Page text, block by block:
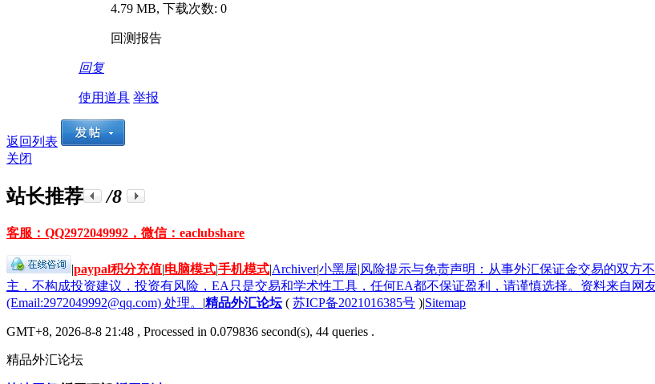
4.79 MB, 下载次数: 0
回测报告
回复
使用道具 举报
返回列表
关闭
站长推荐 /8
客服：QQ2972049992，微信：eaclubshare
|paypal积分充值|电脑模式|手机模式|Archiver|小黑屋|风险提示与免责声明：从事外汇保证金交易的双方
主，不构成投资建议，投资有风险，EA只是交易和学术性工具，任何EA都不保证盈利，请谨慎选择。资料来自网
(Email:2972049992@qq.com) 处理。 |精品外汇论坛( 苏ICP备2021016385号 )|Sitemap
GMT+8, 2026-8-8 21:48 , Processed in 0.079836 second(s), 44 queries .
精品外汇论坛